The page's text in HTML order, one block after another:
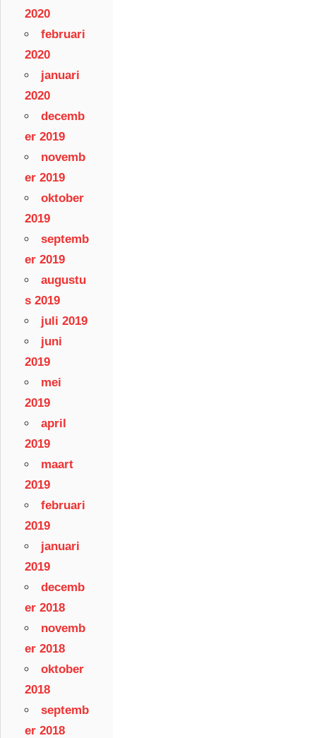
2020
februari
2020
januari
2020
decemb
er 2019
novemb
er 2019
oktober
2019
septemb
er 2019
augustu
s 2019
juli 2019
juni
2019
mei
2019
april
2019
maart
2019
februari
2019
januari
2019
decemb
er 2018
novemb
er 2018
oktober
2018
septemb
er 2018